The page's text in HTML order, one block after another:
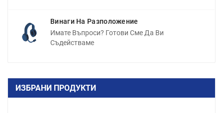
Винаги На Разположение
Имате Въпроси? Готови Сме Да Ви
Съдействаме
ИЗБРАНИ ПРОДУКТИ